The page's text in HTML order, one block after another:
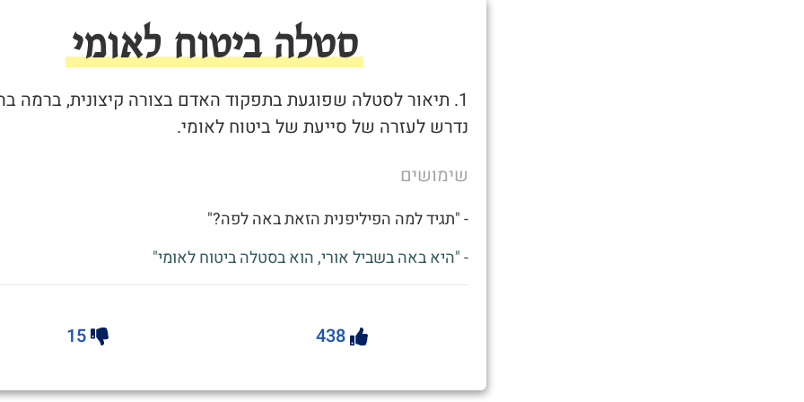
סטלה ביטוח לאומי
1. תיאור לסטלה שפוגעת בתפקוד האדם בצורה קיצונית, ברמה
נדרש לעזרה של סייעת של ביטוח לאומי.
שימושים
- "תגיד למה הפיליפנית הזאת באה לפה?"
- "היא באה בשביל אורי, הוא בסטלה ביטוח לאומי"
438
15